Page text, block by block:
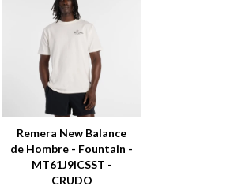
Remera New Balance
de Hombre - Fountain -
MT61J9ICSST -
CRUDO